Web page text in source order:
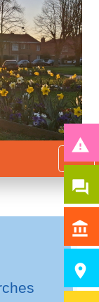
menu
report_problem
question_answer
account_balance
room